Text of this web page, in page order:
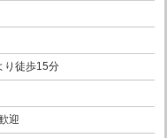
り徒歩15分
迎